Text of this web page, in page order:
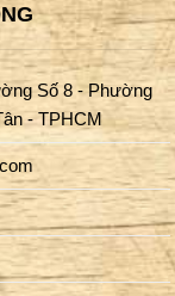
Số 8 - Phường
- TPHCM